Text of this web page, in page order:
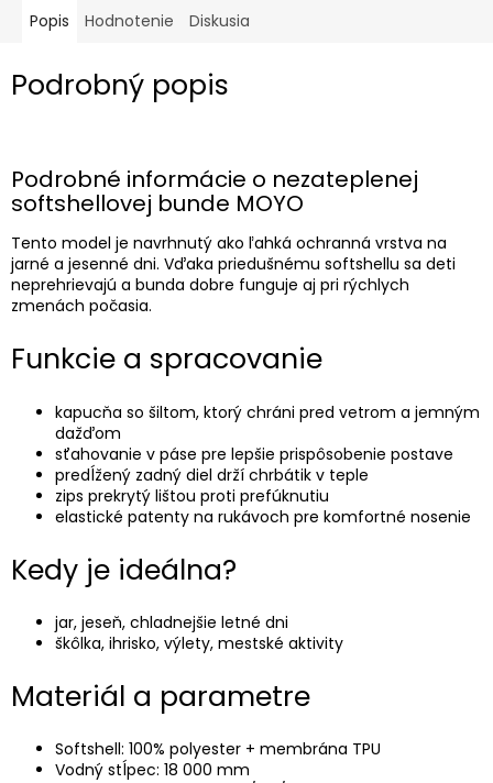
Popis Hodnotenie Diskusia
Podrobný popis
Podrobné informácie o nezateplenej
softshellovej bunde MOYO
Tento model je navrhnutý ako ľahká ochranná vrstva na
jarné a jesenné dni. Vďaka priedušnému softshellu sa deti
neprehrievajú a bunda dobre funguje aj pri rýchlych
zmenách počasia.
Funkcie a spracovanie
kapucňa so šiltom, ktorý chráni pred vetrom a jemným
dažďom
sťahovanie v páse pre lepšie prispôsobenie postave
predĺžený zadný diel drží chrbátik v teple
zips prekrytý lištou proti prefúknutiu
elastické patenty na rukávoch pre komfortné nosenie
Kedy je ideálna?
jar, jeseň, chladnejšie letné dni
škôlka, ihrisko, výlety, mestské aktivity
Materiál a parametre
Softshell: 100% polyester + membrána TPU
Vodný stĺpec: 18 000 mm